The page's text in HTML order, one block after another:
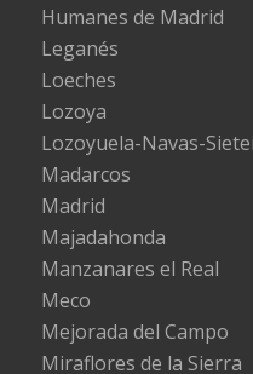
Humanes de Madrid
Leganés
Loeches
Lozoya
Lozoyuela-Navas-
Madarcos
Madrid
Majadahonda
Manzanares el Real
Meco
Mejorada del Campo
Miraflores de la Sierra